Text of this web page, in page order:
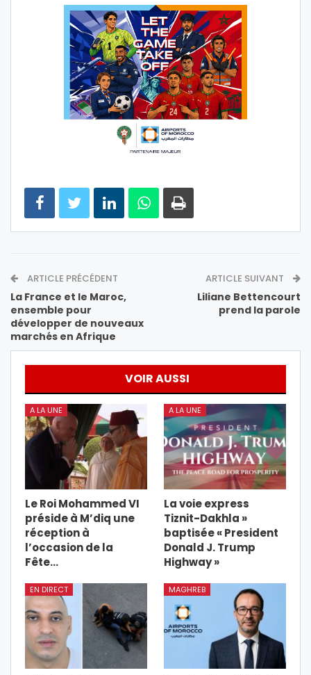
ARTICLE PRÉCÉDENT
La France et le Maroc,
ensemble pour
développer de nouveaux
marchés en Afrique
ARTICLE SUIVANT
Liliane Bettencourt
prend la parole
VOIR AUSSI
A LA UNE
Le Roi Mohammed VI
préside à M’diq une
réception à
l’occasion de la
Fête…
A LA UNE
La voie express
Tiznit-Dakhla »
baptisée « President
Donald J. Trump
Highway »
EN DIRECT MAGHREB